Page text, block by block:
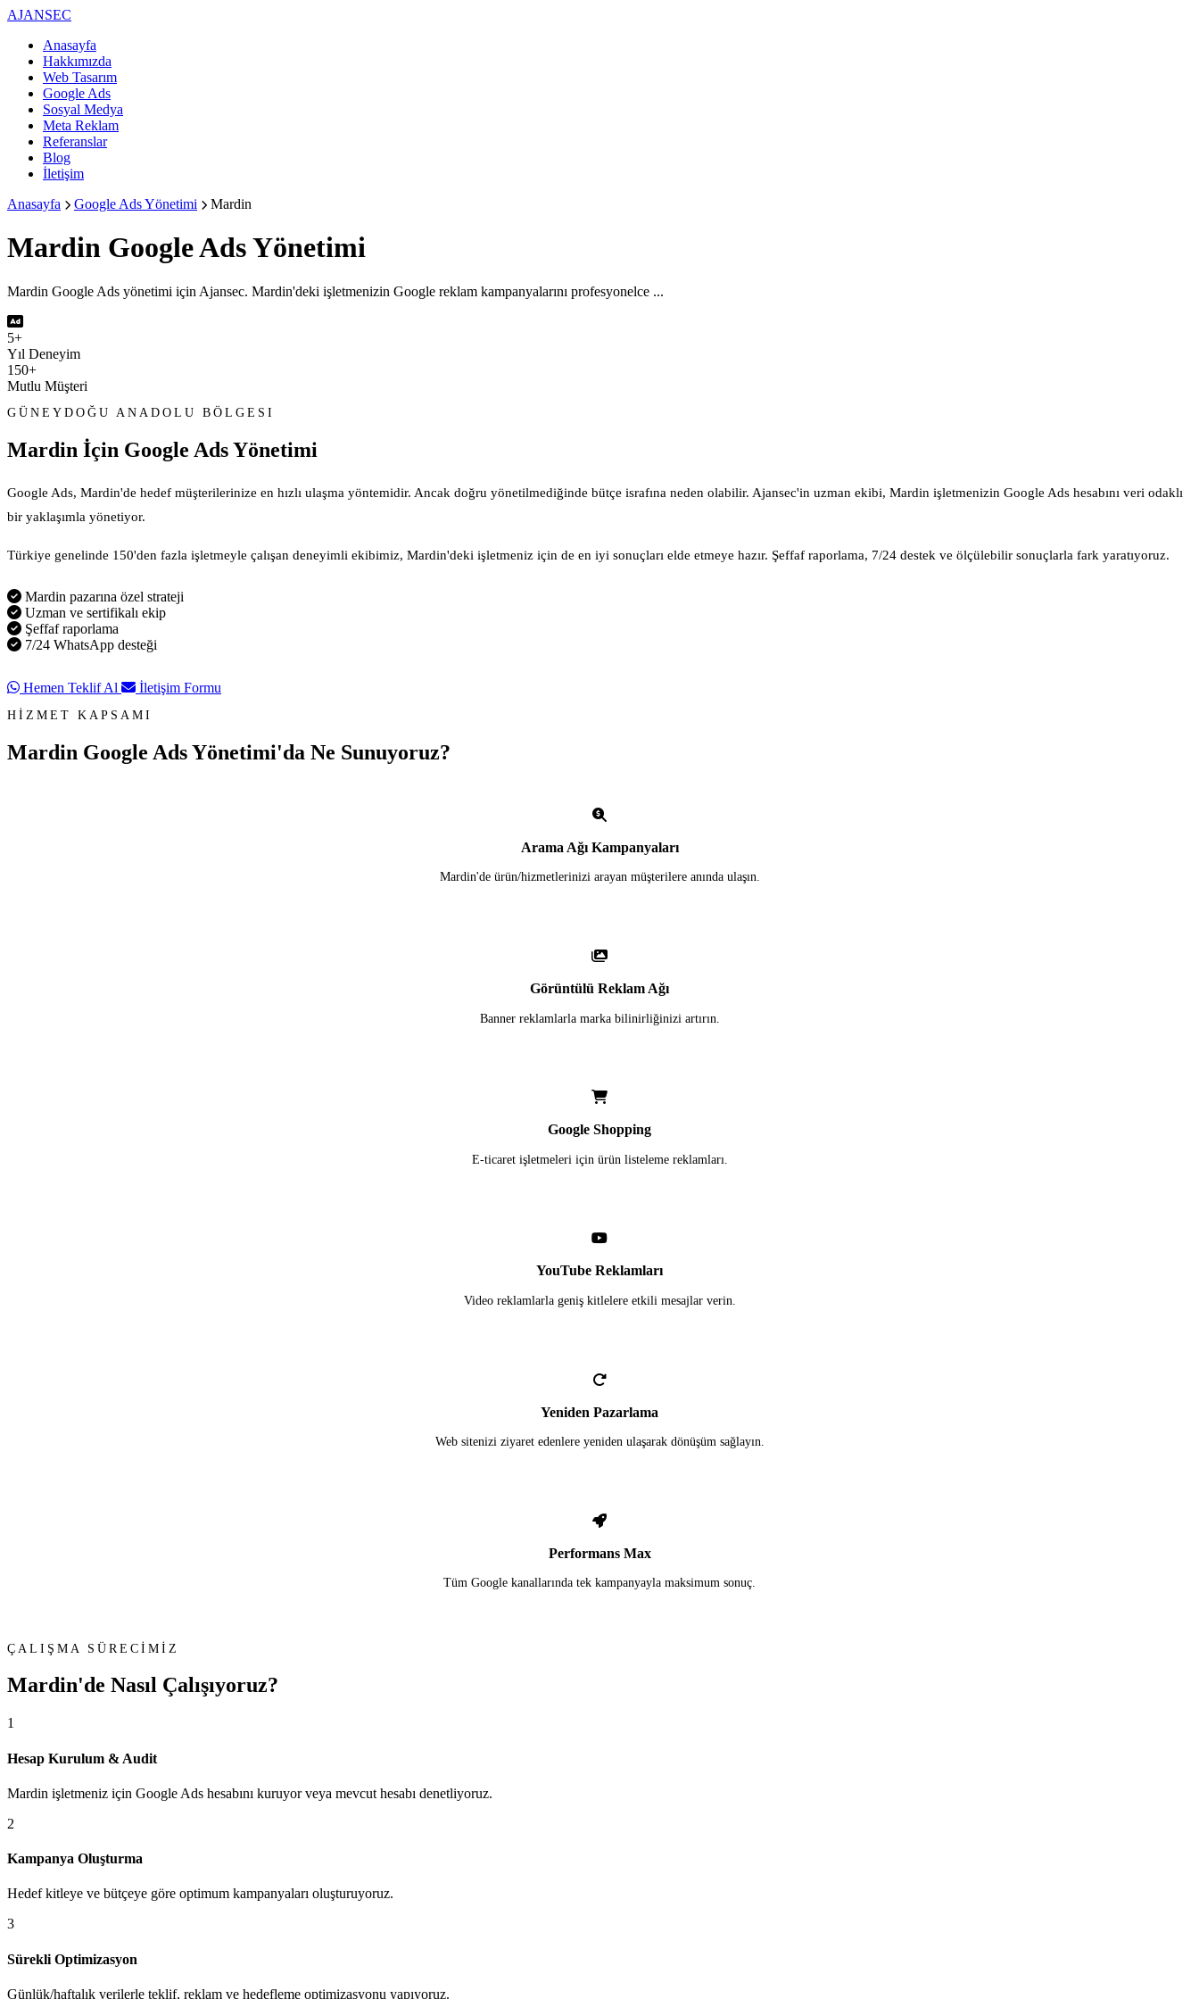
AJANSEC
Anasayfa
Hakkımızda
Web Tasarım
Google Ads
Sosyal Medya
Meta Reklam
Referanslar
Blog
İletişim
Anasayfa
Google Ads Yönetimi Mardin
Mardin Google Ads Yönetimi
Mardin Google Ads yönetimi için Ajansec. Mardin'deki işletmenizin Google reklam kampanyalarını profesyonelce ...
5+
Yıl Deneyim
150+
Mutlu Müşteri
GÜNEYDOĞU ANADOLU BÖLGESI
Mardin İçin Google Ads Yönetimi
Google Ads, Mardin'de hedef müşterilerinize en hızlı ulaşma yöntemidir. Ancak doğru yönetilmediğinde bütçe israfına neden olabilir. Ajansec'in uzman ekibi, Mardin işletmenizin Google Ads hesabını veri odaklı
bir yaklaşımla yönetiyor.
Türkiye genelinde 150'den fazla işletmeyle çalışan deneyimli ekibimiz, Mardin'deki işletmeniz için de en iyi sonuçları elde etmeye hazır. Şeffaf raporlama, 7/24 destek ve ölçülebilir sonuçlarla fark yaratıyoruz.
Mardin pazarına özel strateji
Uzman ve sertifikalı ekip
Şeffaf raporlama
7/24 WhatsApp desteği
Hemen Teklif Al İletişim Formu
HİZMET KAPSAMI
Mardin Google Ads Yönetimi'da Ne Sunuyoruz?
Arama Ağı Kampanyaları
Mardin'de ürün/hizmetlerinizi arayan müşterilere anında ulaşın.
Görüntülü Reklam Ağı
Banner reklamlarla marka bilinirliğinizi artırın.
Google Shopping
E-ticaret işletmeleri için ürün listeleme reklamları.
YouTube Reklamları
Video reklamlarla geniş kitlelere etkili mesajlar verin.
Yeniden Pazarlama
Web sitenizi ziyaret edenlere yeniden ulaşarak dönüşüm sağlayın.
Performans Max
Tüm Google kanallarında tek kampanyayla maksimum sonuç.
ÇALIŞMA SÜRECİMİZ
Mardin'de Nasıl Çalışıyoruz?
1
Hesap Kurulum & Audit
Mardin işletmeniz için Google Ads hesabını kuruyor veya mevcut hesabı denetliyoruz.
2
Kampanya Oluşturma
Hedef kitleye ve bütçeye göre optimum kampanyaları oluşturuyoruz.
3
Sürekli Optimizasyon
Günlük/haftalık verilerle teklif, reklam ve hedefleme optimizasyonu yapıyoruz.